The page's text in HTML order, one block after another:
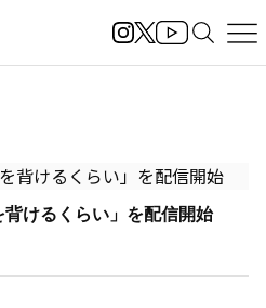
けるくらい」を配信開始